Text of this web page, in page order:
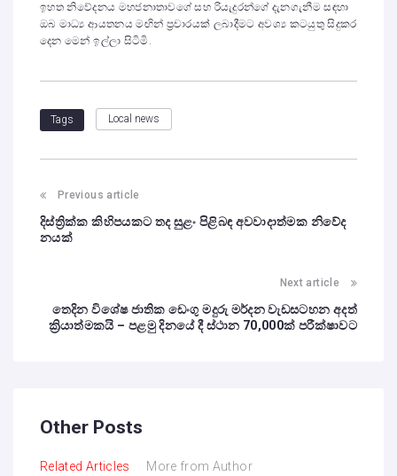
ඉහත නිවේදනය මහජනාතාවගේ සහ රියැදුරන්ගේ දැනගැනීම සඳහා
ඔබ මාධ්‍ය ආයතනය මඟින් ප්‍රචාරයක් ලබාදීමට අවශ්‍ය කටයුතු සිදුකර
දෙන මෙන් ඉල්ලා සිටිමි.
Tags Local news
Previous article
දිස්ත්‍රික්ක කිහිපයකට තද සුළං පිළිබඳ අවවාදාත්මක නිවේද
නයක්
Next article
තෙදින විශේෂ ජාතික ඩෙංගු මදුරු මර්දන වැඩසටහන අදත්
ක්‍රියාත්මකයි – පළමු දිනයේ දී ස්ථාන 70,000ක් පරීක්ෂාවට
Other Posts
Related Articles More from Author